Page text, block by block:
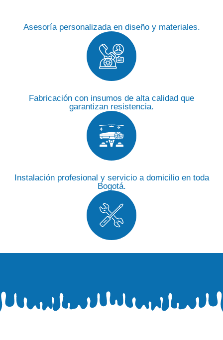
Asesoría personalizada en diseño y materiales.
Fabricación con insumos de alta calidad que
garantizan resistencia.
Instalación profesional y servicio a domicilio en toda
Bogotá.